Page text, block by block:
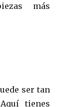
más
ser tan
tienes